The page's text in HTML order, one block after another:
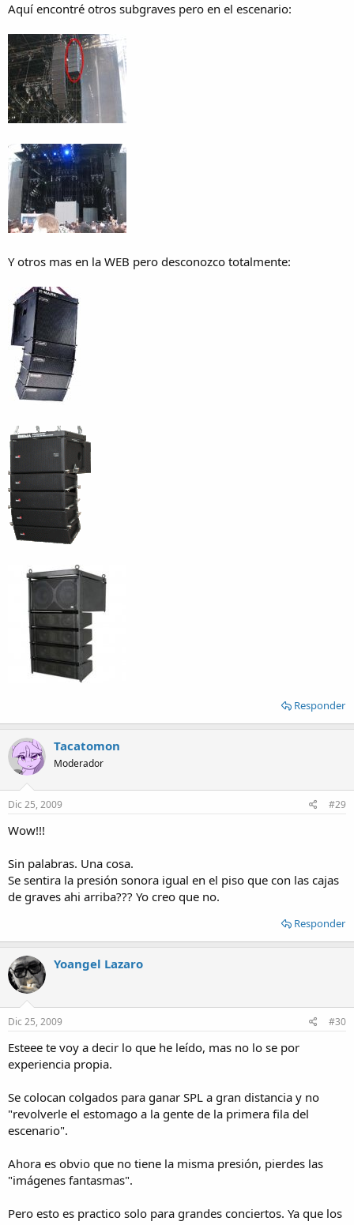
Aquí encontré otros subgraves pero en el escenario:
Y otros mas en la WEB pero desconozco totalmente:
Responder
Tacatomon
Moderador
Dic 25, 2009 #29
Wow!!!
Sin palabras. Una cosa.
Se sentira la presión sonora igual en el piso que con las cajas
de graves ahi arriba??? Yo creo que no.
Responder
Yoangel Lazaro
Dic 25, 2009 #30
Esteee te voy a decir lo que he leído, mas no lo se por
experiencia propia.
Se colocan colgados para ganar SPL a gran distancia y no
"revolverle el estomago a la gente de la primera fila del
escenario".
Ahora es obvio que no tiene la misma presión, pierdes las
"imágenes fantasmas".
Pero esto es practico solo para grandes conciertos. Ya que los